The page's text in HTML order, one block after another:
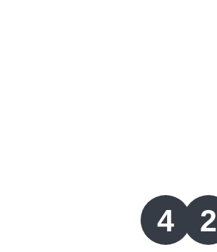
Lotería de Risaralda
4 2